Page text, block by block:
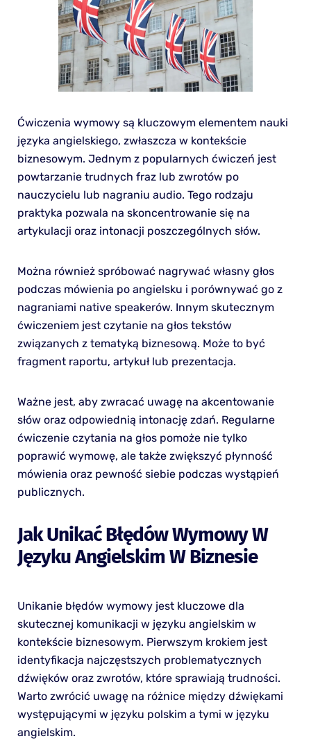
Ćwiczenia wymowy są kluczowym elementem nauki
języka angielskiego, zwłaszcza w kontekście
biznesowym. Jednym z popularnych ćwiczeń jest
powtarzanie trudnych fraz lub zwrotów po
nauczycielu lub nagraniu audio. Tego rodzaju
praktyka pozwala na skoncentrowanie się na
artykulacji oraz intonacji poszczególnych słów.
Można również spróbować nagrywać własny głos
podczas mówienia po angielsku i porównywać go z
nagraniami native speakerów. Innym skutecznym
ćwiczeniem jest czytanie na głos tekstów
związanych z tematyką biznesową. Może to być
fragment raportu, artykuł lub prezentacja.
Ważne jest, aby zwracać uwagę na akcentowanie
słów oraz odpowiednią intonację zdań. Regularne
ćwiczenie czytania na głos pomoże nie tylko
poprawić wymowę, ale także zwiększyć płynność
mówienia oraz pewność siebie podczas wystąpień
publicznych.
Jak Unikać Błędów Wymowy W
Języku Angielskim W Biznesie
Unikanie błędów wymowy jest kluczowe dla
skutecznej komunikacji w języku angielskim w
kontekście biznesowym. Pierwszym krokiem jest
identyfikacja najczęstszych problematycznych
dźwięków oraz zwrotów, które sprawiają trudności.
Warto zwrócić uwagę na różnice między dźwiękami
występującymi w języku polskim a tymi w języku
angielskim.